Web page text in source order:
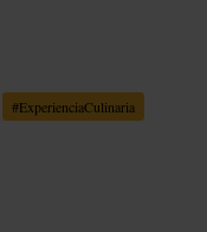
#ExperienciaCulinaria